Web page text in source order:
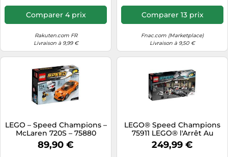
Comparer 4 prix
Rakuten.com FR
Livraison à 9,99 €
Comparer 13 prix
Fnac.com (Marketplace)
Livraison à 9,50 €
LEGO – Speed Champions –
McLaren 720S – 75880
89,90 €
LEGO® Speed Champions
75911 LEGO® l'Arrêt Au
Stand McLaren Mercedes G
249,99 €